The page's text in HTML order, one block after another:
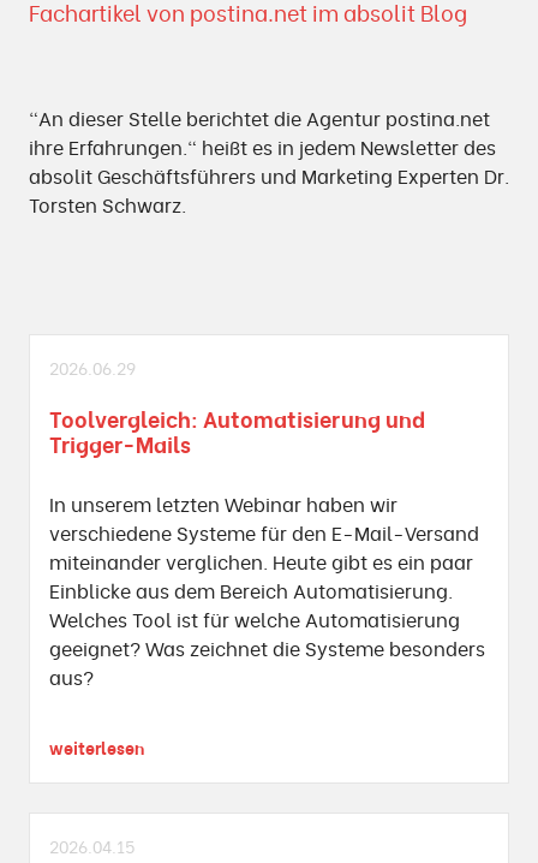
Fachartikel von postina.net im absolit Blog
"An dieser Stelle berichtet die Agentur postina.net
ihre Erfahrungen." heißt es in jedem Newsletter des
absolit Geschäftsführers und Marketing Experten Dr.
Torsten Schwarz.
2026.06.29
Toolvergleich: Automatisierung und
Trigger-Mails
In unserem letzten Webinar haben wir
verschiedene Systeme für den E-Mail-Versand
miteinander verglichen. Heute gibt es ein paar
Einblicke aus dem Bereich Automatisierung.
Welches Tool ist für welche Automatisierung
geeignet? Was zeichnet die Systeme besonders
aus?
weiterlesen
2026.04.15